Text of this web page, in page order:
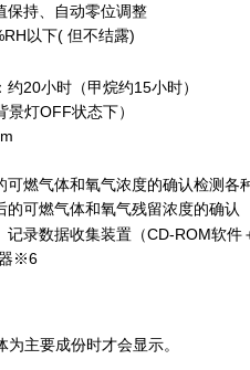
保持、自动零位调整
以下( 但不结露)
20小时（甲烷约15小时）
景灯OFF状态下）
可燃气体和氧气浓度的确认检测各
的可燃气体和氧气残留浓度的确认
记录数据收集装置（CD-ROM软件
器※6
主要成份时才会显示。